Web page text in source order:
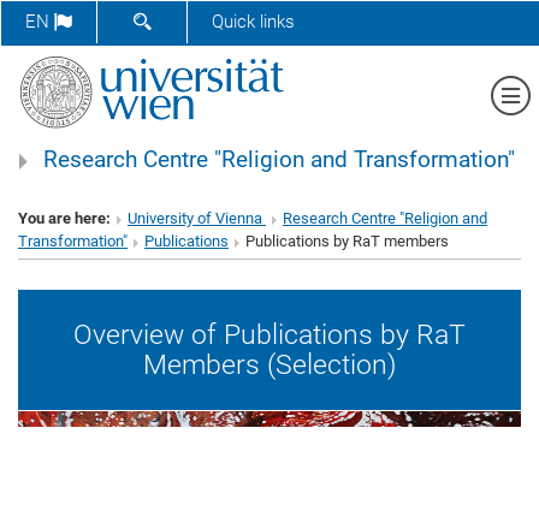
EN SHOW SEARCH FORM
Quick links
Research Centre "Religion and Transformation"
You are here: University of Vienna
Research Centre "Religion and
Transformation"
Publications Publications by RaT members
Overview of Publications by RaT
Members (Selection)